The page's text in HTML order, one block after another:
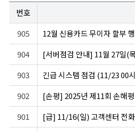
번호
905
12월 신용카드 무이자 할부
904
[서버점검 안내] 11월 27일(
903
긴급 시스템 점검 (11/23 00
902
[손평] 2025년 제11회 손해
901
[급] 11/16(일) 고객센터 전